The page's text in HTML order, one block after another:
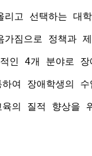
리고 선택하는 대
짐으로 정책과
적인 4개 분야
여 장애학생의
의 질적 향상